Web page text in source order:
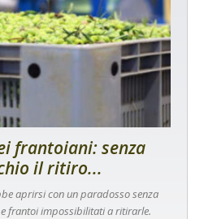
frantoiani: senza
il ritiro...
aprirsi con un paradosso senza
frantoi impossibilitati a ritirarle.